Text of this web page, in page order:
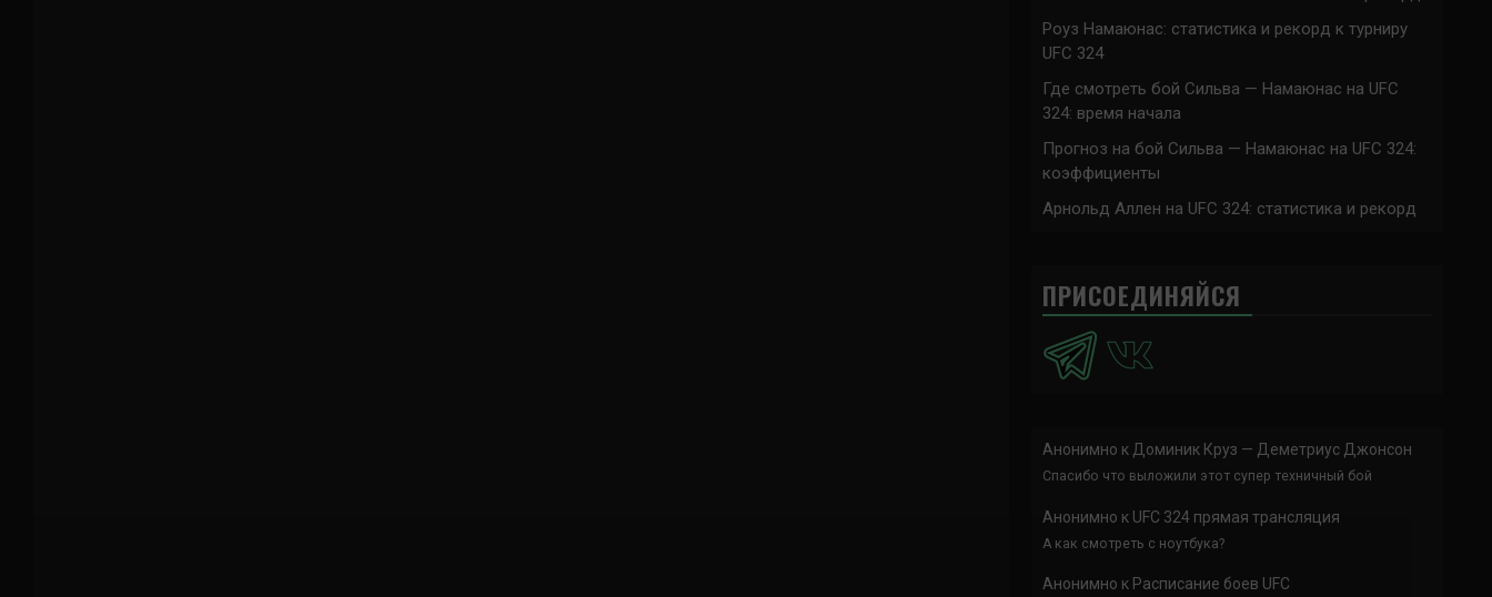
Роуз Намаюнас: статистика и рекорд к турниру
UFC 324
Где смотреть бой Сильва — Намаюнас на UFC
324: время начала
Прогноз на бой Сильва — Намаюнас на UFC 324:
коэффициенты
Арнольд Аллен на UFC 324: статистика и рекорд
ПРИСОЕДИНЯЙСЯ
Анонимно к Доминик Круз — Деметриус Джонсон
Спасибо что выложили этот супер техничный бой
Анонимно к UFC 324 прямая трансляция
А как смотреть с ноутбука?
Анонимно к Расписание боев UFC